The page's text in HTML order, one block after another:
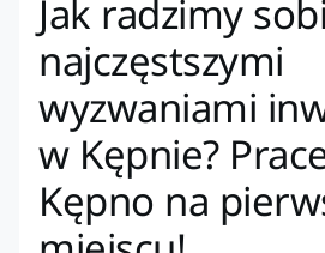
Jak radzimy
najczęstszymi
wyzwaniami
w Kępnie?
Kępno na